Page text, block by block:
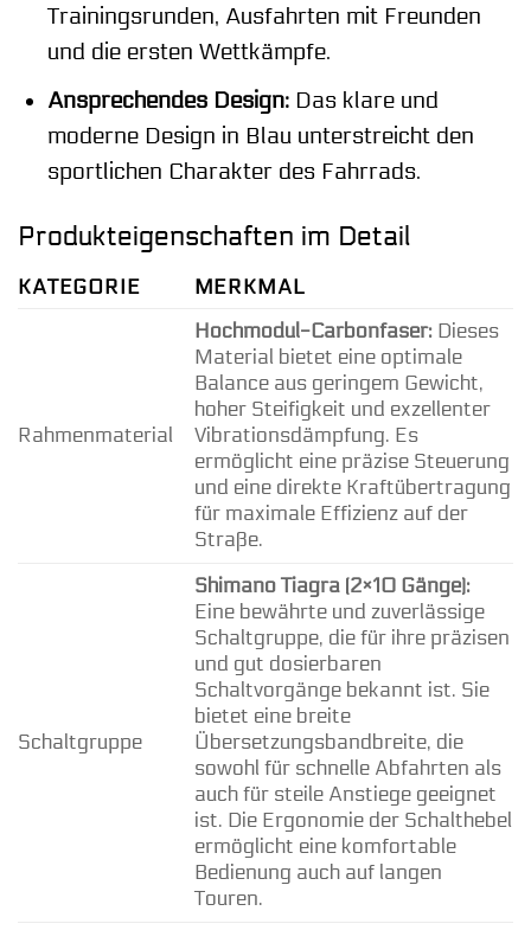
Trainingsrunden, Ausfahrten mit Freunden
und die ersten Wettkämpfe.
Ansprechendes Design:Das klare und
moderne Design in Blau unterstreicht den
sportlichen Charakter des Fahrrads.
Produkteigenschaften im Detail
KATEGORIE MERKMAL
Rahmenmaterial
Hochmodul-Carbonfaser:Dieses
Material bietet eine optimale
Balance aus geringem Gewicht,
hoher Steifigkeit und exzellenter
Vibrationsdämpfung. Es
ermöglicht eine präzise Steuerung
und eine direkte Kraftübertragung
für maximale Effizienz auf der
Straße.
Schaltgruppe
Shimano Tiagra (2×10 Gänge):
Eine bewährte und zuverlässige
Schaltgruppe, die für ihre präzisen
und gut dosierbaren
Schaltvorgänge bekannt ist. Sie
bietet eine breite
Übersetzungsbandbreite, die
sowohl für schnelle Abfahrten als
auch für steile Anstiege geeignet
ist. Die Ergonomie der Schalthebel
ermöglicht eine komfortable
Bedienung auch auf langen
Touren.